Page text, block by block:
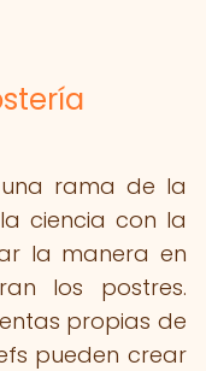
rama de la
ciencia con la
la manera en
los postres.
propias de
pueden crear